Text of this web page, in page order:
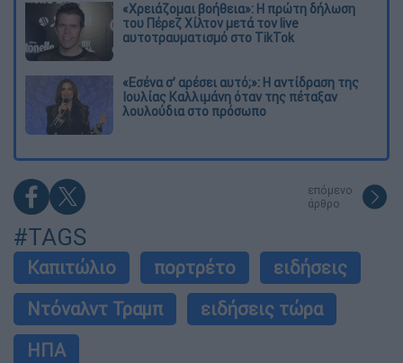
«Χρειάζομαι βοήθεια»: Η πρώτη δήλωση
του Πέρεζ Χίλτον μετά τον live
αυτοτραυματισμό στο TikTok
«Εσένα σ’ αρέσει αυτό;»: Η αντίδραση της
Ιουλίας Καλλιμάνη όταν της πέταξαν
λουλούδια στο πρόσωπο
επόμενο
άρθρο
#TAGS
Καπιτώλιο πορτρέτο
ειδήσεις
Ντόναλντ Τραμπ
ειδήσεις τώρα
ΗΠΑ